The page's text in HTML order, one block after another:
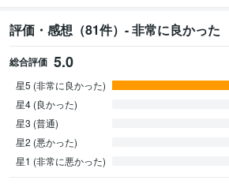
評価・感想（81件）- 非常に良かった
総合評価 5.0
星5 (非常に良かった)
星4 (良かった)
星3 (普通)
星2 (悪かった)
星1 (非常に悪かった)